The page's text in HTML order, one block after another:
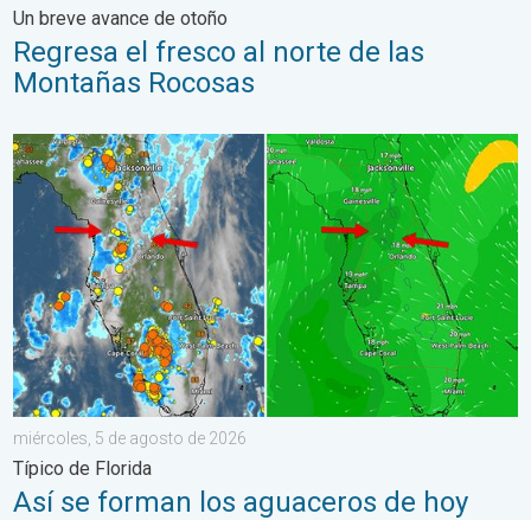
Un breve avance de otoño
Regresa el fresco al norte de las
Montañas Rocosas
Así se forman los aguaceros de hoy. Típico de Florida. . .
miércoles, 5 de agosto de 2026
Típico de Florida
Así se forman los aguaceros de hoy